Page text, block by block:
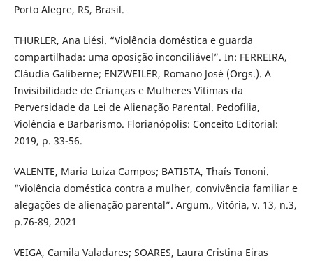
Porto Alegre, RS, Brasil.
THURLER, Ana Liési. “Violência doméstica e guarda
compartilhada: uma oposição inconciliável”. In: FERREIRA,
Cláudia Galiberne; ENZWEILER, Romano José (Orgs.). A
Invisibilidade de Crianças e Mulheres Vítimas da
Perversidade da Lei de Alienação Parental. Pedofilia,
Violência e Barbarismo. Florianópolis: Conceito Editorial:
2019, p. 33-56.
VALENTE, Maria Luiza Campos; BATISTA, Thaís Tononi.
“Violência doméstica contra a mulher, convivência familiar e
alegações de alienação parental”. Argum., Vitória, v. 13, n.3,
p.76-89, 2021
VEIGA, Camila Valadares; SOARES, Laura Cristina Eiras